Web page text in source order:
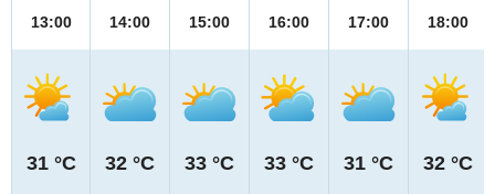
13:00
31 °C
14:00
32 °C
15:00
33 °C
16:00
33 °C
17:00
31 °C
18:00
32 °C